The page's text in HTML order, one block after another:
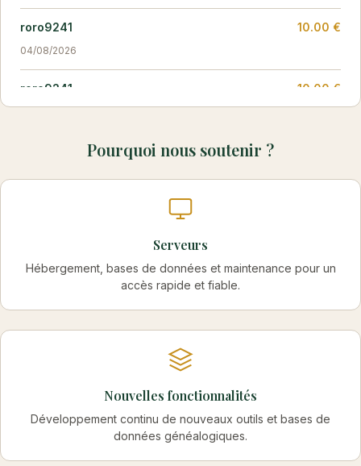
roro9241 10.00 €
04/08/2026
roro9241 10.00 €
ericpaulgaston
Babouch 20.00 €
przj 20.00 €
30/07/2026
Pourquoi nous soutenir ?
Serveurs
Hébergement, bases de données et maintenance pour un
accès rapide et fiable.
Nouvelles fonctionnalités
Développement continu de nouveaux outils et bases de
données généalogiques.